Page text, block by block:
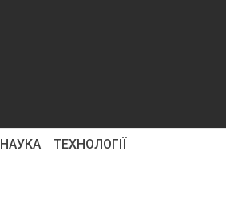
НАУКА ТЕХНОЛОГІЇ